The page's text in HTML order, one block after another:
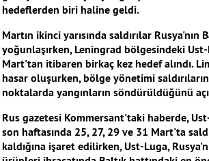
hedeflerden biri haline geldi.
Martın ikinci yarısında saldırılar Rusya'nın
yoğunlaşırken, Leningrad bölgesindeki Ust-
Mart'tan itibaren birkaç kez hedef alındı.
hasar oluşurken, bölge yönetimi saldırıların
noktalarda yangınların söndürüldüğünü
Rus gazetesi Kommersant'taki haberde,
son haftasında 25, 27, 29 ve 31 Mart'ta
kaldığına işaret edilirken, Ust-Luga,